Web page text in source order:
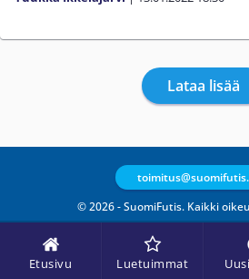
Etusivu Luetuimmat
Lataa lisää
© 2026 - SuomiFutis. Kaikki